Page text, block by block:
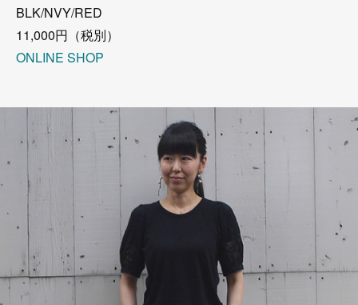
BLK/NVY/RED
11,000円（税別）
ONLINE SHOP